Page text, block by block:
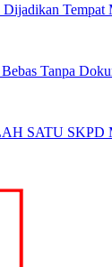
Tempat
Tanpa
SATU SKPD